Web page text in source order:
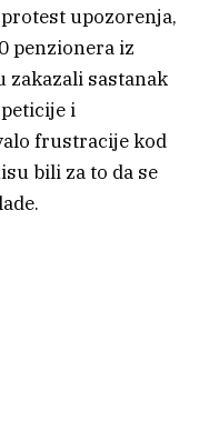
upozorenja,
penzionera iz
zakazali sastanak
i
frustracije kod
bili za to da se